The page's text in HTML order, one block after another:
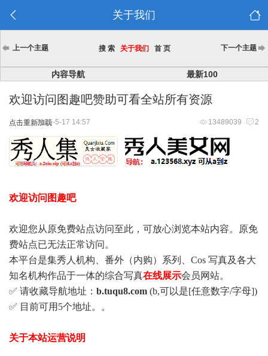
关于我们
上一个主题 搜 索 关于我们 首 页 下一个主题
内容导航 最新100
欢迎访问图趣吧赞助可看全站所有资源
点击重新加载 13489039 2
2025-5-17 14:57
欢迎访问图趣吧
欢迎您从原免费站点访问至此，可放心浏览本站内容。原免
费站点已无法正常访问。
本平台是集秀人机构、番外（内购）系列、Cos 写真及各大
知名机构作品于一体的综合写真在线展示会员网站。
✅ 请收藏导航地址： b.tuqu8.com (b,可以是[任意数字/字母])
✅ 目前可用5个地址。。
关于本站运营说明